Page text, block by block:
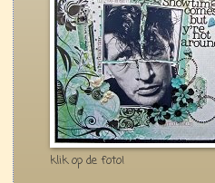
klik op de foto!